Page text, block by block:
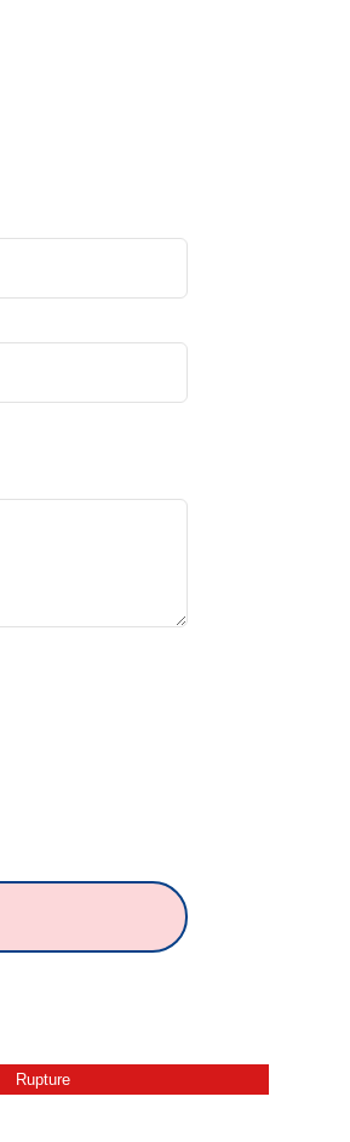
Rupture